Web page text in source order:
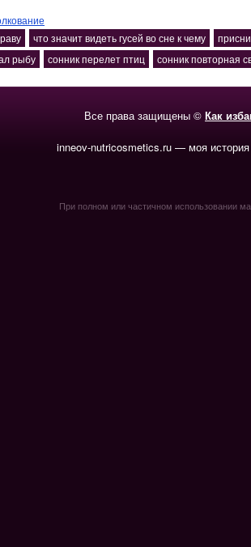
что значит видеть гусей во сне к чему
рыбу
сонник перелет птиц сонник повторная
Все права защищены © Как
inneov-nutricosmetics.ru — моя
При полном или частичном использовании